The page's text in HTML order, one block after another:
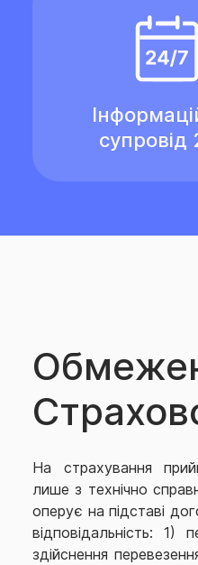
супровід
На страхування
лише з технічно
оперує на підставі
відповідальність:
здійснення